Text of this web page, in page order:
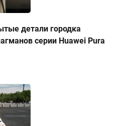
детали городка
серии Huawei Pura